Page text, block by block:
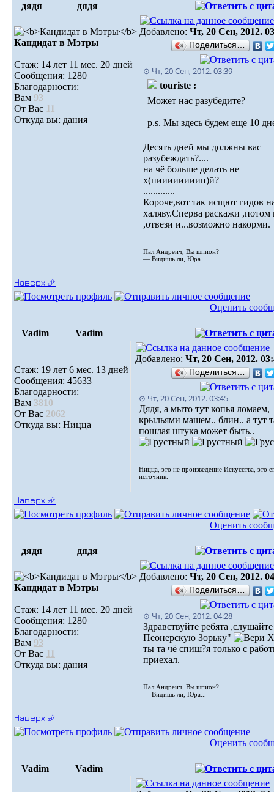
дядя дядя
Кандидат в Мэтры
Стаж: 14 лет 11 мес. 20 дней
Сообщения: 1280
Благодарности:
Вам 93
От Вас 11
Откуда вы: дания
Добавлено: Чт, 20 Сен, 2012.
Поделиться…
⊙ Чт, 20 Сен, 2012. 03:39
touriste :
Может нас разубедите?
p.s. Мы здесь будем еще 10
Десять дней мы должны вас
разубеждать?....
на чё больше делать не
х(пиииииииип)й?
.............
Короче,вот так исщют гидов
халяву.Сперва раскажи
,отвези и...возможно накорми.
Пал Андреич, Вы шпион?
— Видишь ли, Юра...
Наверх ⮵
Оценить
Vadim Vadim
Стаж: 19 лет 6 мес. 13 дней
Сообщения: 45633
Благодарности:
Вам 3810
От Вас 2062
Откуда вы: Ницца
Добавлено: Чт, 20 Сен, 2012.
Поделиться…
⊙ Чт, 20 Сен, 2012. 03:45
Дядя, а мыто тут копья ломаем,
крыльями машем.. блин.. а тут
пошлая штука может быть..
Ницца, это не произведение Искусства, это
источник.
Наверх ⮵
Оценить
дядя дядя
Кандидат в Мэтры
Стаж: 14 лет 11 мес. 20 дней
Сообщения: 1280
Благодарности:
Вам 93
От Вас 11
Откуда вы: дания
Добавлено: Чт, 20 Сен, 2012.
Поделиться…
⊙ Чт, 20 Сен, 2012. 04:28
Здравствуйте ребята ,слушайте
Пеонерскую Зорьку"
ты та чё спиш?я только с
приехал.
Пал Андреич, Вы шпион?
— Видишь ли, Юра...
Наверх ⮵
Оценить
Vadim Vadim